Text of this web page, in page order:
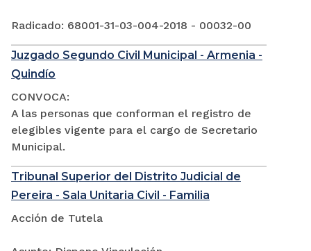
Radicado: 68001-31-03-004-2018 - 00032-00
Juzgado Segundo Civil Municipal - Armenia -
Quindío
CONVOCA:
A las personas que conforman el registro de
elegibles vigente para el cargo de Secretario
Municipal.
Tribunal Superior del Distrito Judicial de
Pereira - Sala Unitaria Civil - Familia
Acción de Tutela